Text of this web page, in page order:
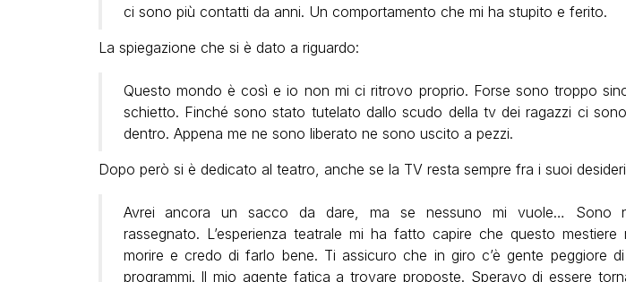
ci sono più contatti da anni. Un comportamento che mi ha stupito e ferito.
La spiegazione che si è dato a riguardo:
Questo mondo è così e io non mi ci ritrovo proprio. Forse sono troppo
schietto. Finché sono stato tutelato dallo scudo della tv dei ragazzi ci
dentro. Appena me ne sono liberato ne sono uscito a pezzi.
Dopo però si è dedicato al teatro, anche se la TV resta sempre fra i suoi
Avrei ancora un sacco da dare, ma se nessuno mi vuole… Sono
rassegnato. L’esperienza teatrale mi ha fatto capire che questo mestiere
morire e credo di farlo bene. Ti assicuro che in giro c’è gente peggiore
programmi. Il mio agente fatica a trovare proposte. Speravo di essere